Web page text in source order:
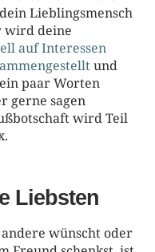
Lieblingsmensch
wird deine
auf Interessen
und
paar Worten
gerne sagen
wird Teil
Liebsten
wünscht oder